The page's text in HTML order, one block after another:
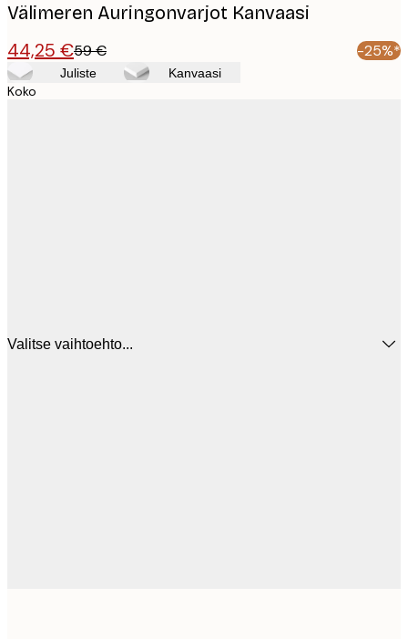
Välimeren Auringonvarjot Kanvaasi
44,25 €59 € -25%*
Juliste Kanvaasi
Koko
Valitse vaihtoehto...